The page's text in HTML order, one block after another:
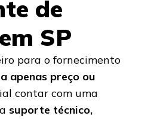
de
SP
para o fornecimento
apenas preço ou
contar com uma
suporte técnico,